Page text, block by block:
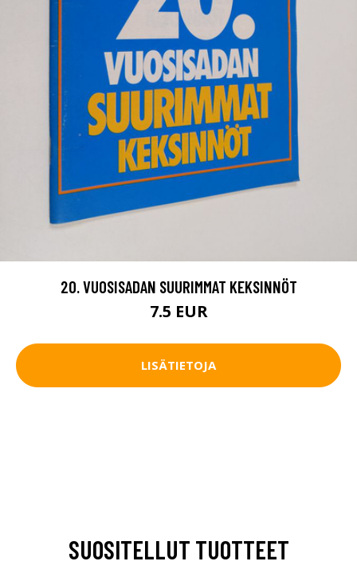
20. VUOSISADAN SUURIMMAT KEKSINNÖT
7.5 EUR
LISÄTIETOJA
SUOSITELLUT TUOTTEET